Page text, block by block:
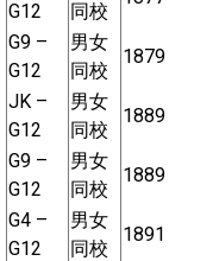
G12
同校
G9 –
G12
男女
同校
1879
JK –
G12
男女
同校
1889
G9 –
G12
男女
同校
1889
G4 –
G12
男女
同校
1891